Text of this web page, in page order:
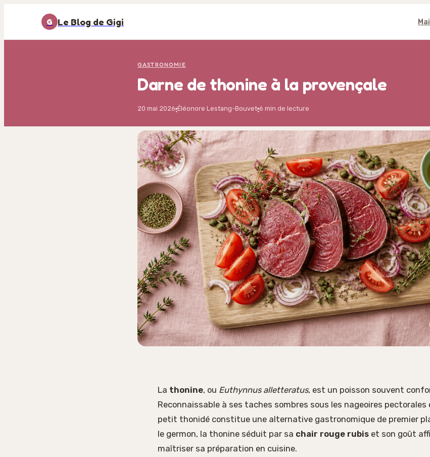
G Le Blog de Gigi
GASTRONOMIE
Darne de thonine à la provençale
20 mai 2026·Éléonore Lestang-Bouvet·6 min de lecture
La thonine, ou Euthynnus alletteratus, est un poisson souvent
Reconnaissable à ses taches sombres sous les nageoires pectorales
petit thonidé constitue une alternative gastronomique de premier
le germon, la thonine séduit par sa chair rouge rubis et son goût
maîtriser sa préparation en cuisine.